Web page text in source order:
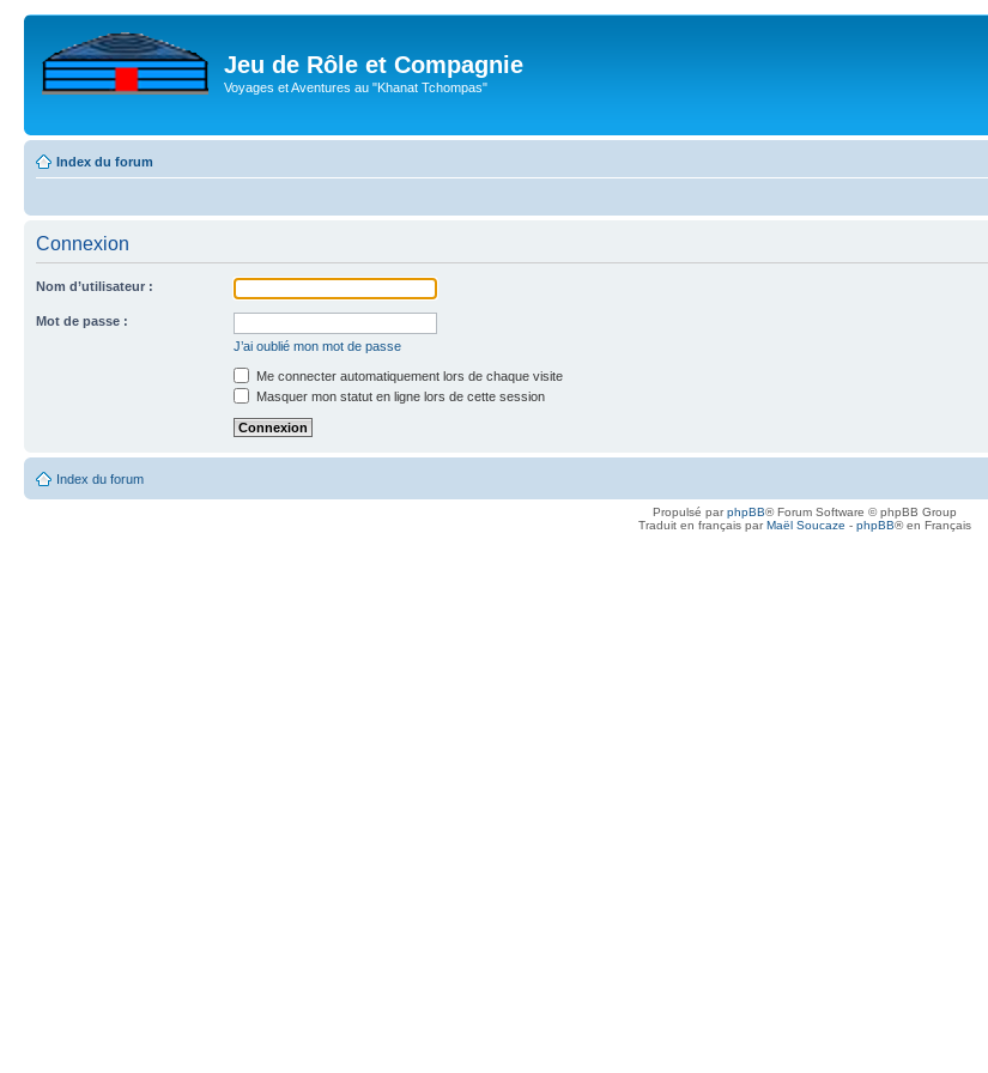
Jeu de Rôle et Compagnie
Voyages et Aventures au "Khanat Tchompas"
Index du forum
Connexion
Nom d’utilisateur :
Mot de passe :
J’ai oublié mon mot de passe
Me connecter automatiquement lors de chaque visite
Masquer mon statut en ligne lors de cette session
Index du forum
Propulsé parphpBB® Forum Software © phpBB Group
Traduit en français parMaël Soucaze - phpBB® en Français